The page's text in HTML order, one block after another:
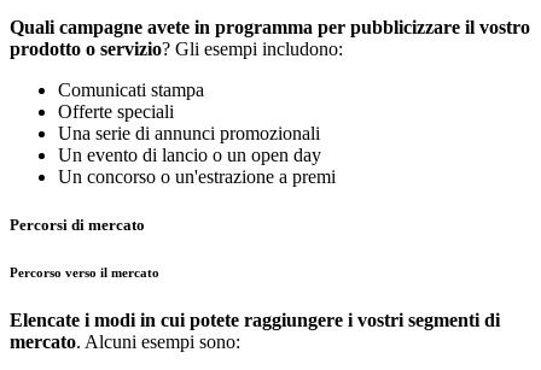
Quali campagne avete in programma per pubblicizzare il vostro
prodotto o servizio? Gli esempi includono:
Comunicati stampa
Offerte speciali
Una serie di annunci promozionali
Un evento di lancio o un open day
Un concorso o un'estrazione a premi
Percorsi di mercato
Percorso verso il mercato
Elencate i modi in cui potete raggiungere i vostri segmenti di
mercato. Alcuni esempi sono: